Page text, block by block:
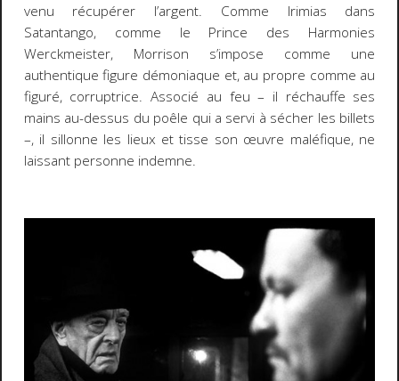
venu récupérer l’argent. Comme Irimias dans
Satantango, comme le Prince des Harmonies
Werckmeister, Morrison s’impose comme une
authentique figure démoniaque et, au propre comme au
figuré, corruptrice. Associé au feu – il réchauffe ses
mains au-dessus du poêle qui a servi à sécher les billets
–, il sillonne les lieux et tisse son œuvre maléfique, ne
laissant personne indemne.